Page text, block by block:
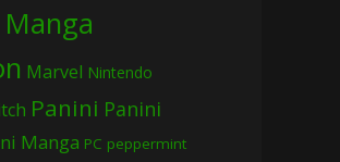
Manga
Marvel Nintendo
Panini Panini
Manga PC peppermint